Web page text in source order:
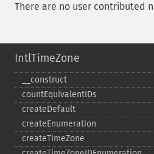
There are no user contributed
IntlTimeZone
_​_​construct
countEquivalentIDs
createDefault
createEnumeration
createTimeZone